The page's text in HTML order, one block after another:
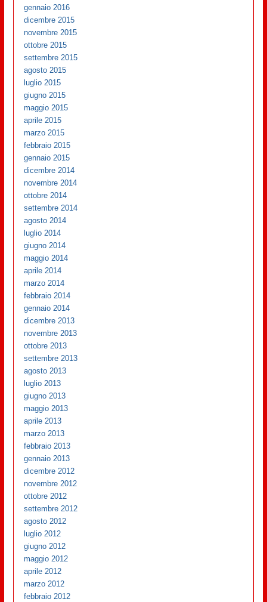
gennaio 2016
dicembre 2015
novembre 2015
ottobre 2015
settembre 2015
agosto 2015
luglio 2015
giugno 2015
maggio 2015
aprile 2015
marzo 2015
febbraio 2015
gennaio 2015
dicembre 2014
novembre 2014
ottobre 2014
settembre 2014
agosto 2014
luglio 2014
giugno 2014
maggio 2014
aprile 2014
marzo 2014
febbraio 2014
gennaio 2014
dicembre 2013
novembre 2013
ottobre 2013
settembre 2013
agosto 2013
luglio 2013
giugno 2013
maggio 2013
aprile 2013
marzo 2013
febbraio 2013
gennaio 2013
dicembre 2012
novembre 2012
ottobre 2012
settembre 2012
agosto 2012
luglio 2012
giugno 2012
maggio 2012
aprile 2012
marzo 2012
febbraio 2012